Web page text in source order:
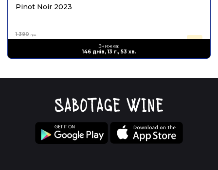
Знижка:
146 днів, 13 г., 53 хв.
Pinot Noir 2023
1 390 грн.